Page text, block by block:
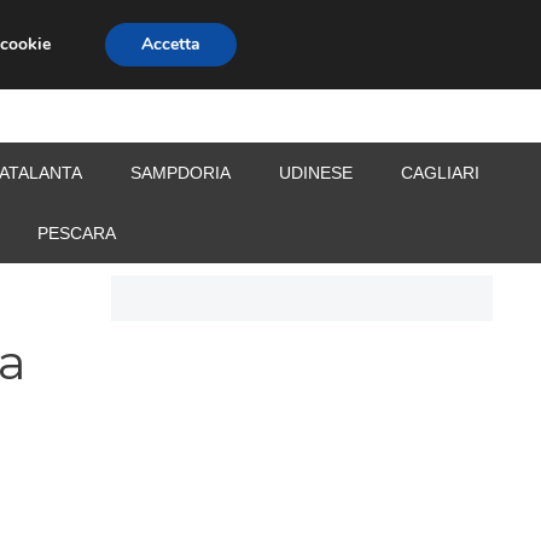
CALCIOMERCATO
ATALANTA SAMPDORIA UDINESE CAGLIARI
PESCARA
Accetta